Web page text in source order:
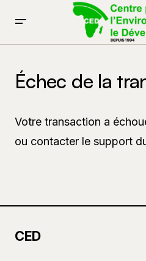
Échec de la
Votre transaction a
ou contacter le support
CED